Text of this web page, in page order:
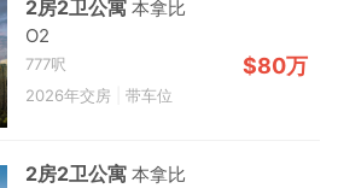
2房2卫公寓本拿比
O2
777呎 $80万
2026年交房 带车位
2房2卫公寓本拿比